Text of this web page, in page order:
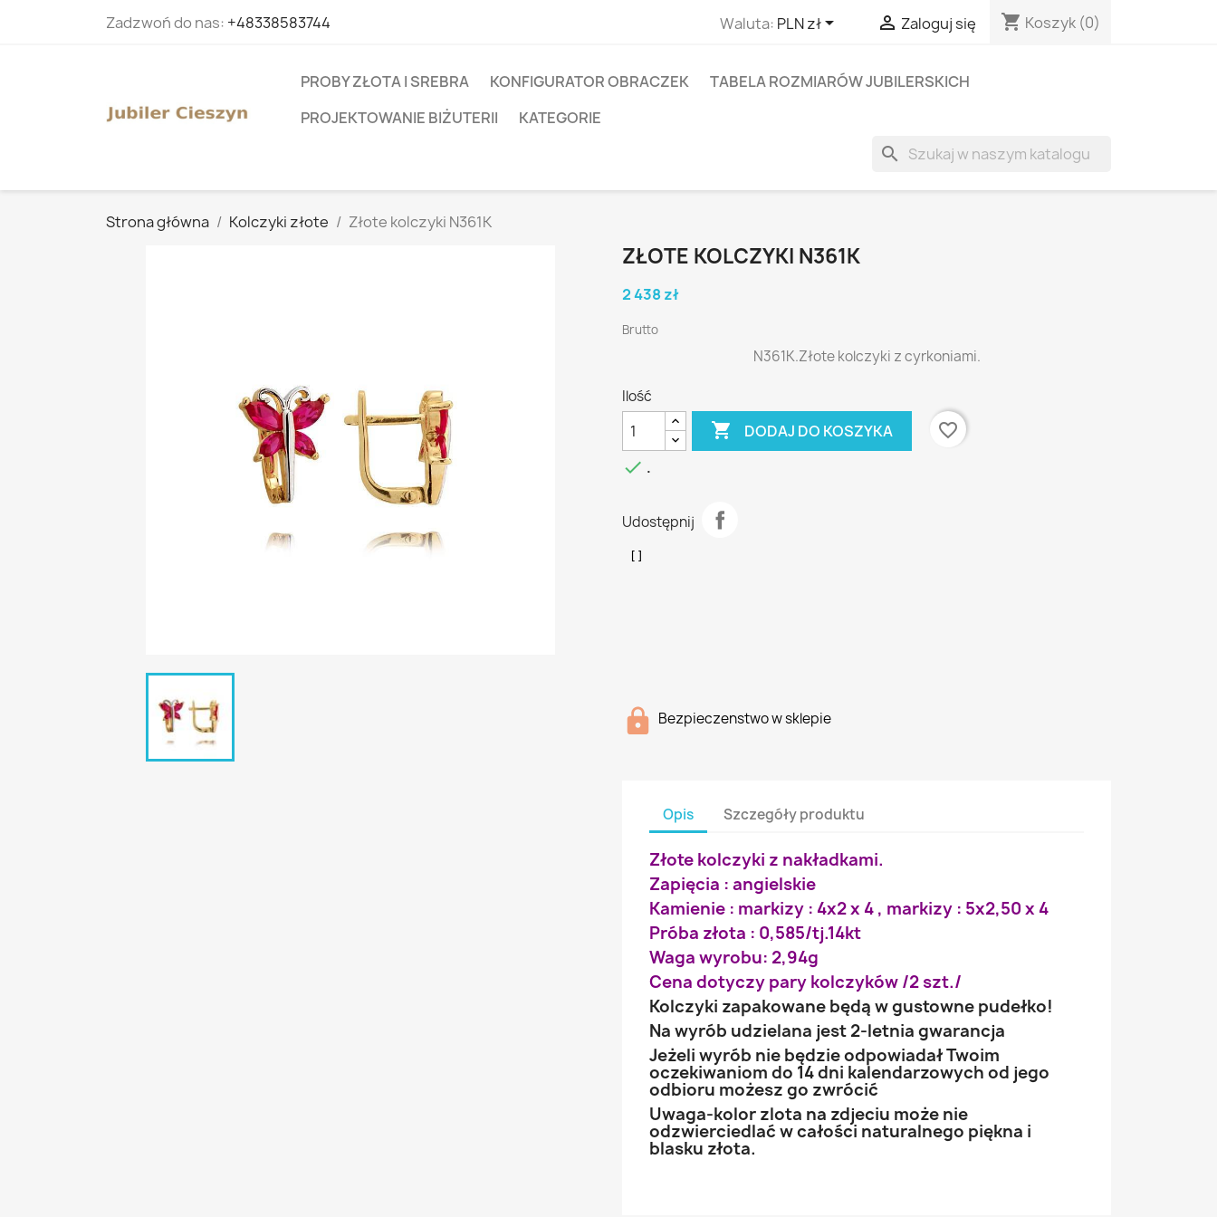
Zadzwoń do nas: +48338583744 Waluta: PLN zł  Zaloguj się shopping_cart Koszyk (0)
PROBY ZŁOTA I SREBRA KONFIGURATOR OBRACZEK
TABELA ROZMIARÓW JUBILERSKICH
PROJEKTOWANIE BIŻUTERII
KATEGORIE
search
Strona główna Kolczyki złote Złote kolczyki N361K
ZŁOTE KOLCZYKI N361K
2 438 zł
Brutto
N361K.Złote kolczyki z cyrkoniami.
Ilość
 DODAJ DO KOSZYKA
favorite_border
 .
Udostępnij
Bezpieczenstwo w sklepie
Opis Szczegóły produktu
Złote kolczyki z nakładkami.
Zapięcia : angielskie
Kamienie : markizy : 4x2 x 4 , markizy : 5x2,50 x 4
Próba złota : 0,585/tj.14kt
Waga wyrobu: 2,94g
Cena dotyczy pary kolczyków /2 szt./
Kolczyki zapakowane będą w gustowne pudełko!
Na wyrób udzielana jest 2-letnia gwarancja
Jeżeli wyrób nie będzie odpowiadał Twoim
oczekiwaniom do 14 dni kalendarzowych od jego
odbioru możesz go zwrócić
Uwaga-kolor zlota na zdjeciu może nie
odzwierciedlać w całości naturalnego piękna i
blasku złota.